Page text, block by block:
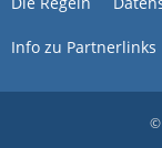
Info zu Partnerlinks
©